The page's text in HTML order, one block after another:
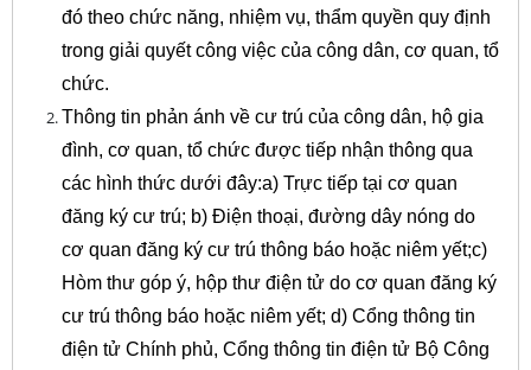
đó theo chức năng, nhiệm vụ, thẩm quyền quy định
trong giải quyết công việc của công dân, cơ quan, tổ
chức.
Thông tin phản ánh về cư trú của công dân, hộ gia
đình, cơ quan, tổ chức được tiếp nhận thông qua
các hình thức dưới đây:a) Trực tiếp tại cơ quan
đăng ký cư trú; b) Điện thoại, đường dây nóng do
cơ quan đăng ký cư trú thông báo hoặc niêm yết;c)
Hòm thư góp ý, hộp thư điện tử do cơ quan đăng ký
cư trú thông báo hoặc niêm yết; d) Cổng thông tin
điện tử Chính phủ, Cổng thông tin điện tử Bộ Công